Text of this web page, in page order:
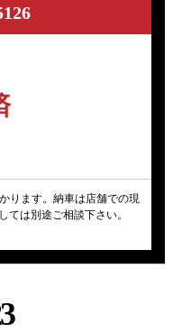
ります。納車は店舗での現
ては別途ご相談下さい。